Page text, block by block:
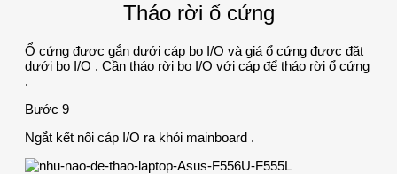
Tháo rời ổ cứng
Ổ cứng được gắn dưới cáp bo I/O và giá ổ cứng được đặt
dưới bo I/O . Cần tháo rời bo I/O với cáp để tháo rời ổ cứng
.
Bước 9
Ngắt kết nối cáp I/O ra khỏi mainboard .